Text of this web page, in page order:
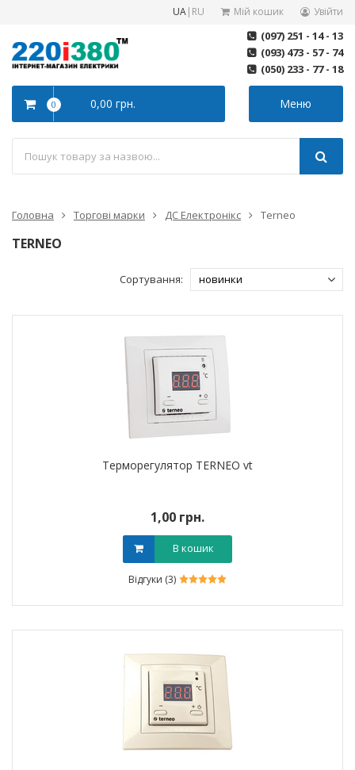
UA| RU Мій кошик Увійти
(097) 251 - 14 - 13
(093) 473 - 57 - 74
(050) 233 - 77 - 18
Меню
0 0,00 грн.
Головна Торгові марки ДС Електронікс Terneo
TERNEO
Сортування:
Терморегулятор TERNEO vt
1,00 грн.
В кошик
Відгуки (3)